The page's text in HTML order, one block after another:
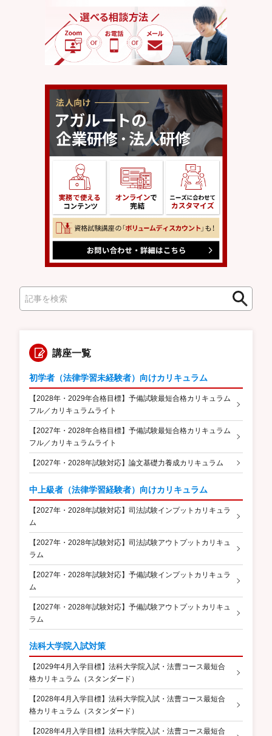
索
検
講座一覧
初学者（法律学習未経験者）向けカリキュラム
【2028年・2029年合格目標】予備試験最短合格カリキュラム
フル／カリキュラムライト
【2027年・2028年合格目標】予備試験最短合格カリキュラム
フル／カリキュラムライト
【2027年・2028年試験対応】論文基礎力養成カリキュラム
中上級者（法律学習経験者）向けカリキュラム
【2027年・2028年試験対応】司法試験インプットカリキュラ
ム
【2027年・2028年試験対応】司法試験アウトプットカリキュ
ラム
【2027年・2028年試験対応】予備試験インプットカリキュラ
ム
【2027年・2028年試験対応】予備試験アウトプットカリキュ
ラム
法科大学院入試対策
【2029年4月入学目標】法科大学院入試・法曹コース最短合
格カリキュラム（スタンダード）
【2028年4月入学目標】法科大学院入試・法曹コース最短合
格カリキュラム（スタンダード）
【2028年4月入学目標】法科大学院入試・法曹コース最短合